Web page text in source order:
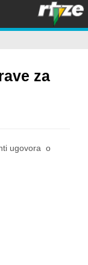
za
ugovora o